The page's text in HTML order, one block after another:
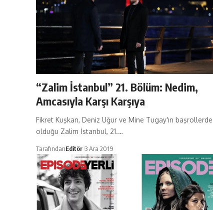
“Zalim İstanbul” 21. Bölüm: Nedim,
Amcasıyla Karşı Karşıya
Fikret Kuşkan, Deniz Uğur ve Mine Tugay'ın başrollerde
olduğu Zalim İstanbul, 21.…
TarafındanEditör 3 Ara 2019